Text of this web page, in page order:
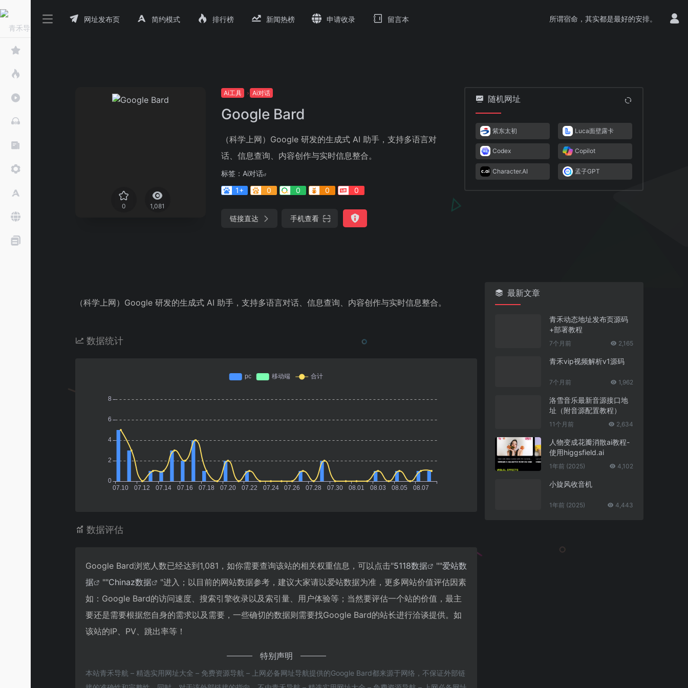
网址发布页 简约模式 排行榜 新闻热榜 申请收录 留言本 所谓宿命，其实都是最好的安排。
0 1,081
Ai工具 Ai对话
Google Bard
（科学上网）Google 研发的生成式 AI 助手，支持多语言对
话、信息查询、内容创作与实时信息整合。
标签： Ai对话
1+
0 0 0 0
链接直达 手机查看
随机网址
紫东太初 Luca面壁露卡
Codex Copilot
Character.AI 孟子GPT
（科学上网）Google 研发的生成式 AI 助手，支持多语言对话、信息查询、内容创作与实时信息整合。
数据统计
数据评估
Google Bard浏览人数已经达到1,081，如你需要查询该站的相关权重信息，可以点击"5118数据 ""爱站数
据
""Chinaz数据
"进入；以目前的网站数据参考，建议大家请以爱站数据为准，更多网站价值评估因素
如：Google Bard的访问速度、搜索引擎收录以及索引量、用户体验等；当然要评估一个站的价值，最主
要还是需要根据您自身的需求以及需要，一些确切的数据则需要找Google Bard的站长进行洽谈提供。如
该站的IP、PV、跳出率等！
特别声明
本站青禾导航 – 精选实用网址大全 – 免费资源导航 – 上网必备网址导航提供的Google Bard都来源于网络，不保证外部链
最新文章
青禾动态地址发布页源码
+部署教程
7个月前 2,165
青禾vip视频解析v1源码
7个月前 1,962
洛雪音乐最新音源接口地
址（附音源配置教程）
11个月前 2,634
人物变成花瓣消散ai教程-
使用higgsfield.ai
1年前 (2025) 4,102
小旋风收音机
1年前 (2025) 4,443